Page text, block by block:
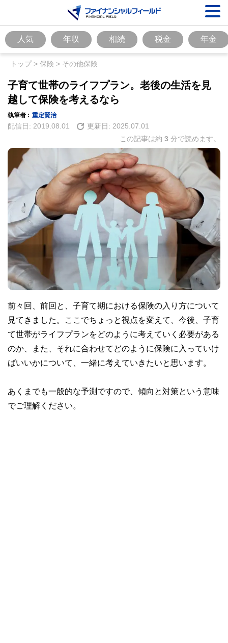
人気 年収 相続 税金 年金
トップ> 保険 > その他保険
子育て世帯のライフプラン。老後の生活を見
越して保険を考えるなら
執筆者 : 重定賢治
配信日: 2019.08.01 更新日: 2025.07.01
この記事は約 3 分で読めます。
前々回、前回と、子育て期における保険の入り方について
見てきました。ここでちょっと視点を変えて、今後、子育
て世帯がライフプランをどのように考えていく必要がある
のか、また、それに合わせてどのように保険に入っていけ
ばいいかについて、一緒に考えていきたいと思います。
あくまでも一般的な予測ですので、傾向と対策という意味
でご理解ください。